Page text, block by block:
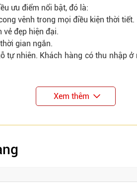
ưu điểm nổi bật, đó là:
vênh trong mọi điều kiện thời tiết.
vẻ đẹp hiện đại.
gian ngắn.
tự nhiên. Khách hàng có thu nhập
Xem thêm